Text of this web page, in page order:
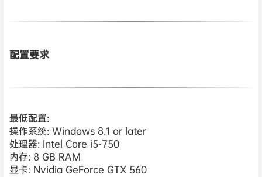
配置要求
最低配置:
操作系统: Windows 8.1 or later
处理器: Intel Core i5-750
内存: 8 GB RAM
显卡: Nvidia GeForce GTX 560